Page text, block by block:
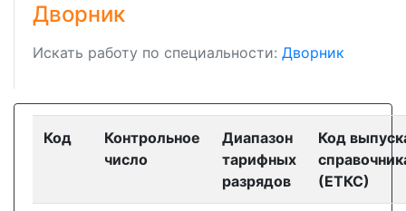
Дворник
Искать работу по специальности: Дворник
Код
Контрольное
число
Диапазон
тарифных
разрядов
Код
(ЕТКС)